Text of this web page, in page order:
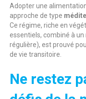
Adopter une
approche de type
Ce régime, riche en
essentiels, combiné à
régulière), est prouvé
de vie transitoire.
Ne restez